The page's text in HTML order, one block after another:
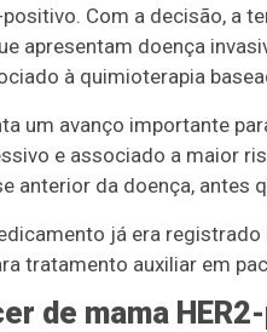
positivo. Com a decisão, a
apresentam doença
à quimioterapia
um avanço importante
e associado a maior
anterior da doença, antes
já era
tratamento auxiliar em
de mama